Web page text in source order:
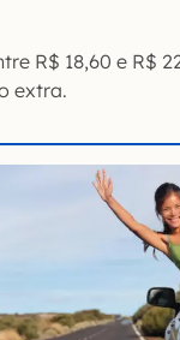
R$ 18,60 e R$
extra.